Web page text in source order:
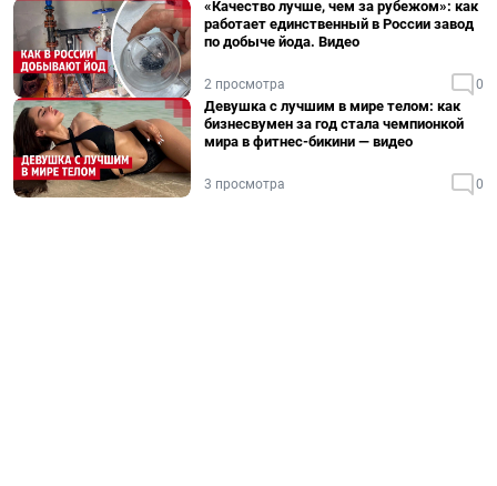
«Качество лучше, чем за рубежом»: как
работает единственный в России завод
по добыче йода. Видео
2 просмотра 0
Девушка с лучшим в мире телом: как
бизнесвумен за год стала чемпионкой
мира в фитнес-бикини — видео
3 просмотра 0